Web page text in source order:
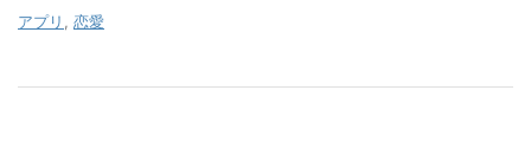
アプリ
恋愛